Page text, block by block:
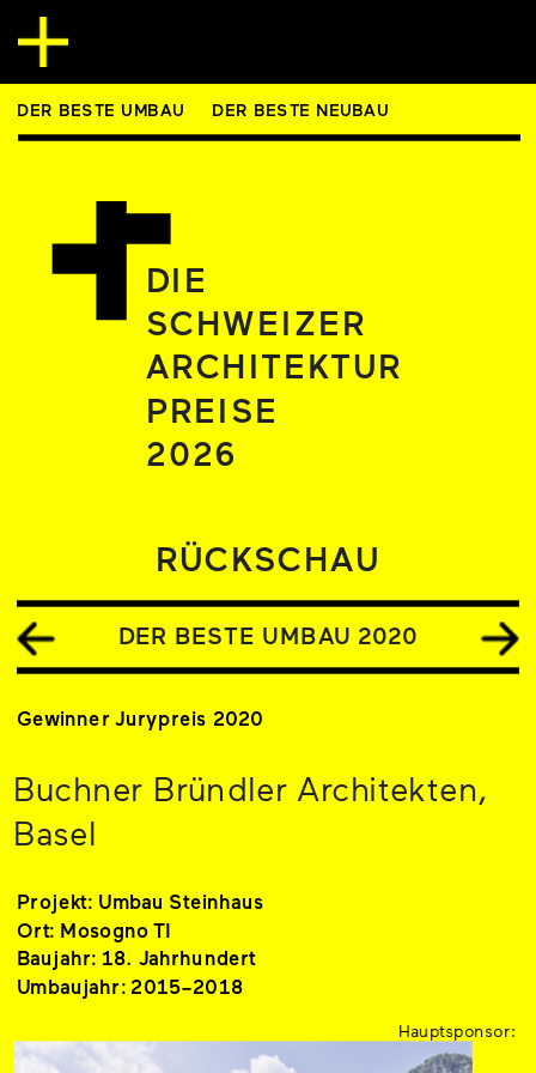
DER BESTE UMBAU DER BESTE NEUBAU
DIE
SCHWEIZER
ARCHITEKTUR
PREISE
2026
DER BESTE UMBAU 2020
Gewinner Jurypreis 2020
Buchner Bründler Architekten,
Basel
Projekt: Umbau Steinhaus
Ort: Mosogno TI
Baujahr: 18. Jahrhundert
Umbaujahr: 2015–2018
RÜCKSCHAU
Hauptsponsor: